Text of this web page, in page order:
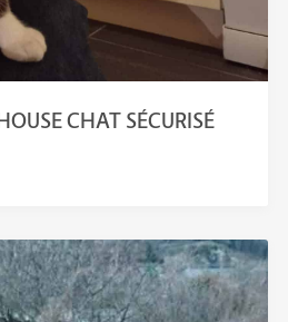
CHAT SÉCURISÉ